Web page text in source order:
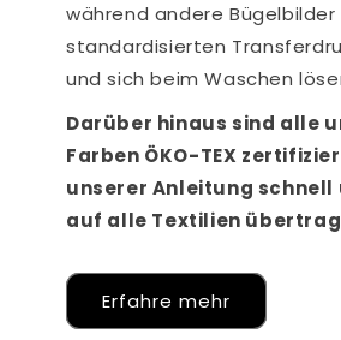
während andere
standardisierten
und sich beim Waschen
Darüber hinaus sind alle
Farben ÖKO-TEX
unserer Anleitung schnell
auf alle Textilien
Erfahre mehr